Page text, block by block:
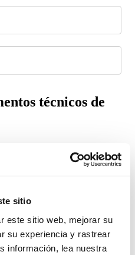
sitio
este sitio web, mejorar su
su experiencia y rastrear
información, lea nuestra
técnicos de
de aprendizaje
tiene dificultades para
digital y mantenerse al día